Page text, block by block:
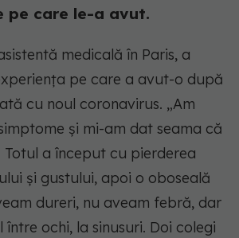
pe care le-a avut.
medicală în Paris, a
pe care a avut-o după
cu noul coronavirus. „Am
şi mi-am dat seama că
Totul a început cu pierderea
şi gustului, apoi o oboseală
dureri, nu aveam febră, dar
între ochi, la sinusuri. Doi colegi